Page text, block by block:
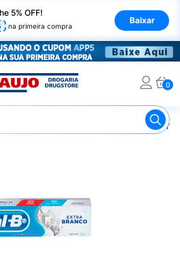
5% OFF!
na primeira compra
Baixar
0
Pasta de Dente